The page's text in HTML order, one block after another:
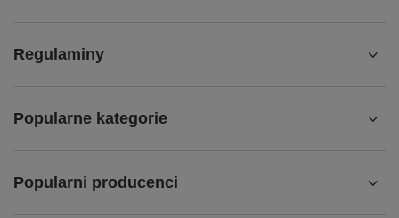
Regulaminy
Popularne kategorie
Popularni producenci